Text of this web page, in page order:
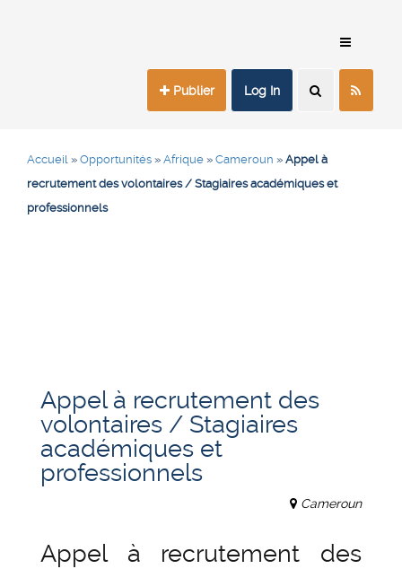
Publier Log In
Accueil » Opportunités » Afrique » Cameroun » Appel à
recrutement des volontaires / Stagiaires académiques et
professionnels
Appel à recrutement des
volontaires / Stagiaires
académiques et
professionnels
Cameroun
Appel à recrutement des